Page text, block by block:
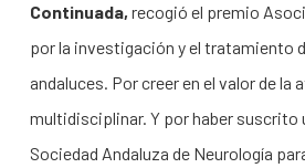
Continuada, recogió el premio
por la investigación y el tratamiento
andaluces. Por creer en el valor de la
multidisciplinar. Y por haber suscrito
Sociedad Andaluza de Neurología